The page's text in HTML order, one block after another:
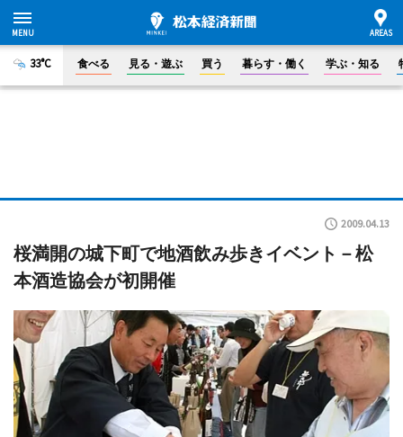
33°C 食べる 見る・遊ぶ 買う 暮らす・働く 学ぶ・知る
2009.04.13
桜満開の城下町で地酒飲み歩きイベント－松
本酒造協会が初開催